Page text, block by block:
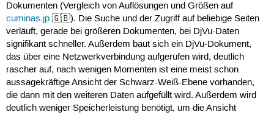
Dokumenten (Vergleich von Auflösungen und Größen auf
cuminas.jp🇬🇧). Die Suche und der Zugriff auf beliebige Seiten
verläuft, gerade bei größeren Dokumenten, bei DjVu-Daten
signifikant schneller. Außerdem baut sich ein DjVu-Dokument,
das über eine Netzwerkverbindung aufgerufen wird, deutlich
rascher auf, nach wenigen Momenten ist eine meist schon
aussagekräftige Ansicht der Schwarz-Weiß-Ebene vorhanden,
die dann mit den weiteren Daten aufgefüllt wird. Außerdem wird
deutlich weniger Speicherleistung benötigt, um die Ansicht